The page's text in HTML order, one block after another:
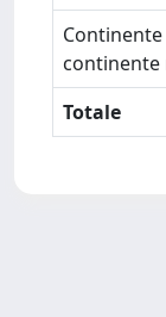
continente
Totale